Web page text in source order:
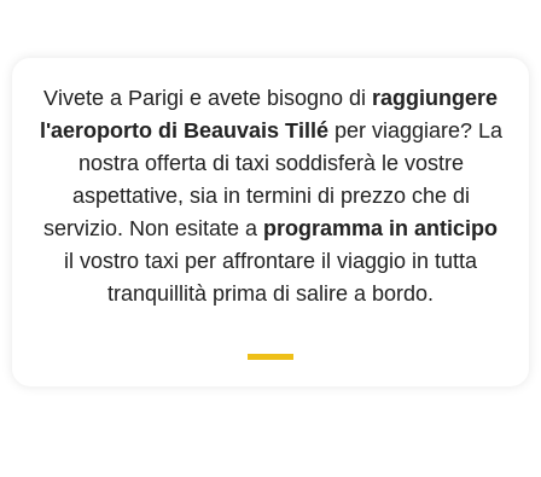
Vivete a Parigi e avete bisogno di raggiungere
l'aeroporto di Beauvais Tilléper viaggiare? La
nostra offerta di taxi soddisferà le vostre
aspettative, sia in termini di prezzo che di
servizio. Non esitate a programma in anticipo
il vostro taxi per affrontare il viaggio in tutta
tranquillità prima di salire a bordo.